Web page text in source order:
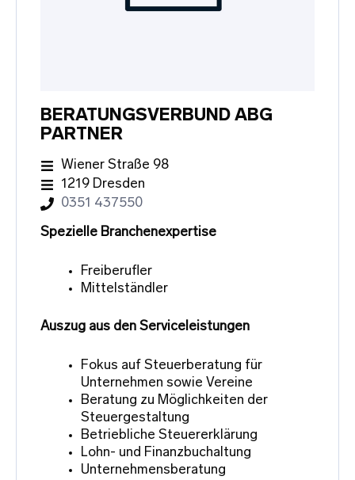
BERATUNGSVERBUND ABG
PARTNER
Wiener Straße 98
1219 Dresden
0351 437550
Spezielle Branchenexpertise
Freiberufler
Mittelständler
Auszug aus den Serviceleistungen
Fokus auf Steuerberatung für
Unternehmen sowie Vereine
Beratung zu Möglichkeiten der
Steuergestaltung
Betriebliche Steuererklärung
Lohn- und Finanzbuchaltung
Unternehmensberatung